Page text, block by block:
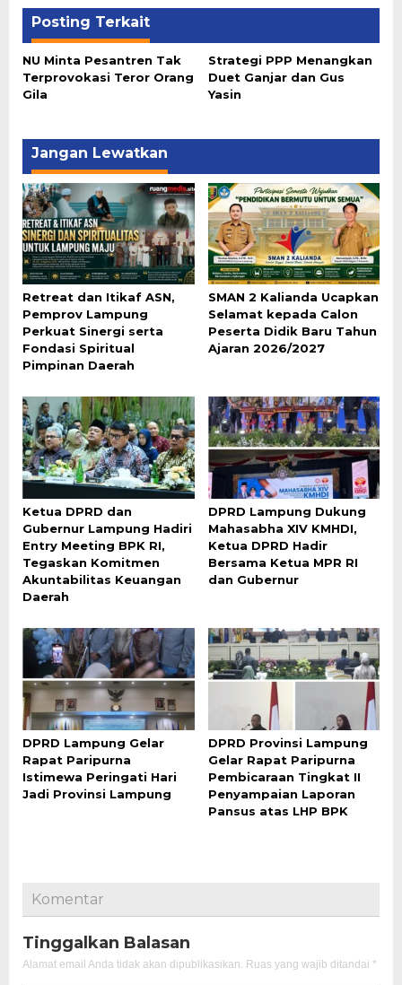
Posting Terkait
NU Minta Pesantren Tak
Terprovokasi Teror Orang
Gila
Strategi PPP Menangkan
Duet Ganjar dan Gus
Yasin
Jangan Lewatkan
Retreat dan Itikaf ASN,
Pemprov Lampung
Perkuat Sinergi serta
Fondasi Spiritual
Pimpinan Daerah
SMAN 2 Kalianda Ucapkan
Selamat kepada Calon
Peserta Didik Baru Tahun
Ajaran 2026/2027
Ketua DPRD dan
Gubernur Lampung Hadiri
Entry Meeting BPK RI,
Tegaskan Komitmen
Akuntabilitas Keuangan
Daerah
DPRD Lampung Dukung
Mahasabha XIV KMHDI,
Ketua DPRD Hadir
Bersama Ketua MPR RI
dan Gubernur
DPRD Lampung Gelar
Rapat Paripurna
Istimewa Peringati Hari
Jadi Provinsi Lampung
DPRD Provinsi Lampung
Gelar Rapat Paripurna
Pembicaraan Tingkat II
Penyampaian Laporan
Pansus atas LHP BPK
Komentar
Tinggalkan Balasan
Alamat email Anda tidak akan dipublikasikan. Ruas yang wajib ditandai *